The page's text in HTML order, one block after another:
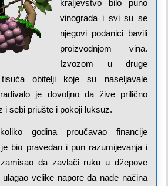
kraljevstvo bilo puno
vinograda i svi su se
njegovi podanici bavili
proizvodnjom vina.
Izvozom u druge
obitelji koje su naseljavale
je dovoljno da žive prilično
i sebi priušte i pokoji luksuz.
godina proučavao financije
bio pravedan i pun razumijevanja i
da zavlači ruku u džepove
velike napore da nađe načina